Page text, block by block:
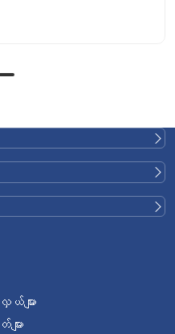
များ
ား